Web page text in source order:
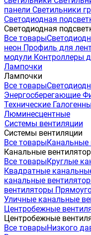
панели Светильники
Светодиодная
Светодиодная
Все товары
неон Профиль для
модули Контроллеры
Лампочки
Лампочки
Все товары
Энергосберегающие
Технические
Люминесцентные
Системы вентиляции
Системы вентиляции
Все товарыКанальные
Канальные
Все товарыКруглые
Квадратные
канальные
вентиляторы
Уличные канальные
Центробежные
Центробежные
Все товарыНизкого